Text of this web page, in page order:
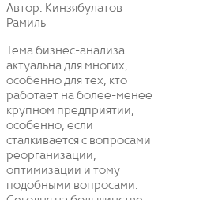
Автор: Кинзябулатов
Рамиль
Тема бизнес-анализа
актуальна для многих,
особенно для тех, кто
работает на более-менее
крупном предприятии,
особенно, если
сталкивается с вопросами
реорганизации,
оптимизации и тому
подобными вопросами.